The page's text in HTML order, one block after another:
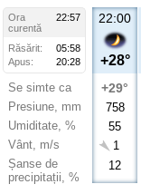
Ora
22:57
curentă
Răsărit:
05:58
Apus:
20:28
Se simte ca
Presiune, mm
Umiditate, %
Vânt, m/s
Șanse de
precipitații, %
22:00
+28°
+29°
758
55
1
12